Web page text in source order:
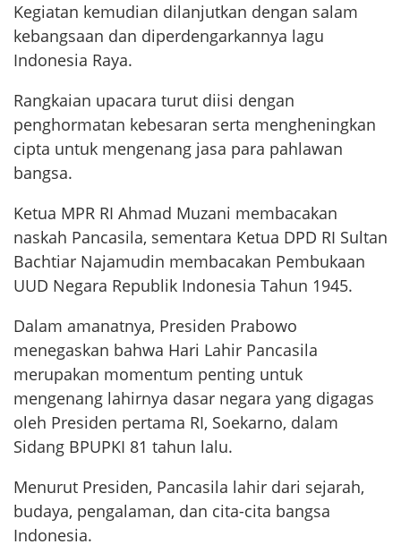
Kegiatan kemudian dilanjutkan dengan salam
kebangsaan dan diperdengarkannya lagu
Indonesia Raya.
Rangkaian upacara turut diisi dengan
penghormatan kebesaran serta mengheningkan
cipta untuk mengenang jasa para pahlawan
bangsa.
Ketua MPR RI Ahmad Muzani membacakan
naskah Pancasila, sementara Ketua DPD RI Sultan
Bachtiar Najamudin membacakan Pembukaan
UUD Negara Republik Indonesia Tahun 1945.
Dalam amanatnya, Presiden Prabowo
menegaskan bahwa Hari Lahir Pancasila
merupakan momentum penting untuk
mengenang lahirnya dasar negara yang digagas
oleh Presiden pertama RI, Soekarno, dalam
Sidang BPUPKI 81 tahun lalu.
Menurut Presiden, Pancasila lahir dari sejarah,
budaya, pengalaman, dan cita-cita bangsa
Indonesia.